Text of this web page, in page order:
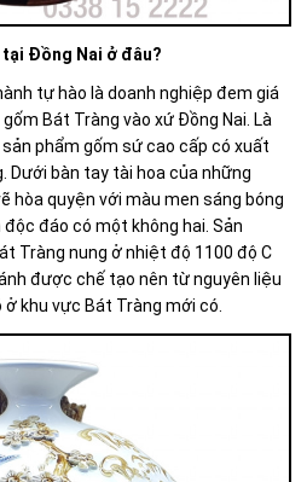
Đồng Nai ở đâu?
tự hào là doanh nghiệp đem giá
Bát Tràng vào xứ Đồng Nai. Là
phẩm gốm sứ cao cấp có xuất
Dưới bàn tay tài hoa của những
hòa quyện với màu men sáng bóng
đáo có một không hai. Sản
Tràng nung ở nhiệt độ 1100 độ C
được chế tạo nên từ nguyên liệu
khu vực Bát Tràng mới có.